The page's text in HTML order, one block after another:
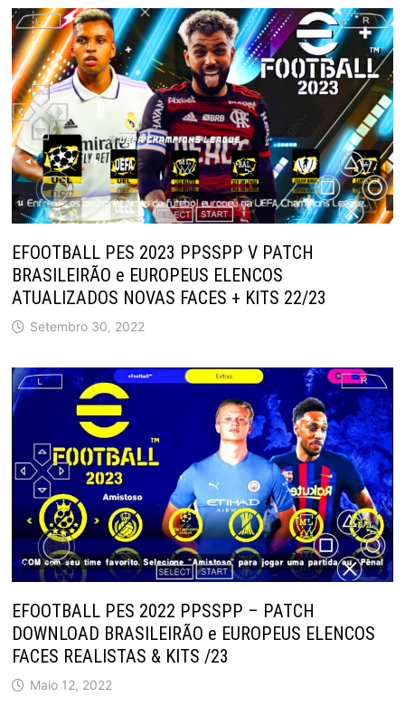
EFOOTBALL PES 2023 PPSSPP V PATCH
BRASILEIRÃO e EUROPEUS ELENCOS
ATUALIZADOS NOVAS FACES + KITS 22/23
Setembro 30, 2022
EFOOTBALL PES 2022 PPSSPP – PATCH
DOWNLOAD BRASILEIRÃO e EUROPEUS ELENCOS
FACES REALISTAS & KITS /23
Maio 12, 2022